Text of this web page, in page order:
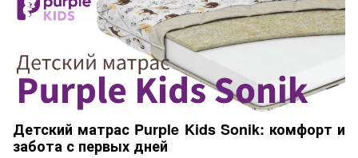
Детский матрас Purple Kids Sonik: комфорт и
забота с первых дней